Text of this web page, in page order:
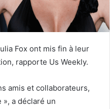
Fox ont mis fin à leur
rapporte Us Weekly.
amis et collaborateurs,
a déclaré un